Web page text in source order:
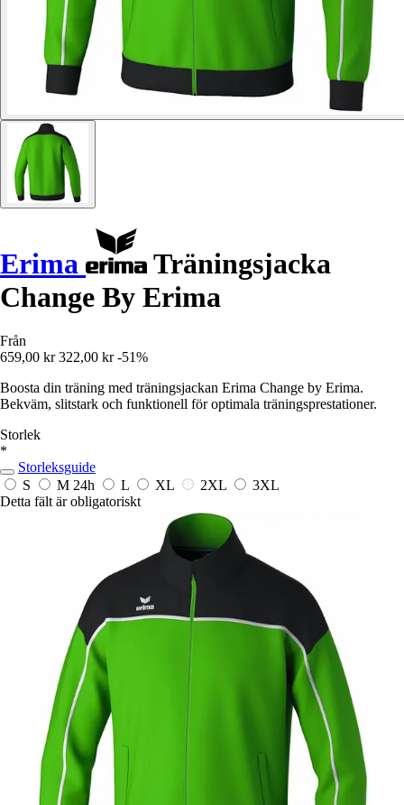
Erima
Träningsjacka
Change By Erima
Från
659,00 kr 322,00 kr -51%
Boosta din träning med träningsjackan Erima Change by Erima.
Bekväm, slitstark och funktionell för optimala träningsprestationer.
Storlek
*
Storleksguide
S
M 24h L XL 2XL
3XL
Detta fält är obligatoriskt